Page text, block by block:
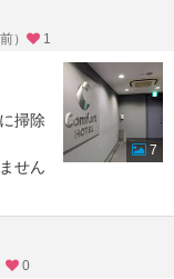
） 1
掃除
せん
7
0